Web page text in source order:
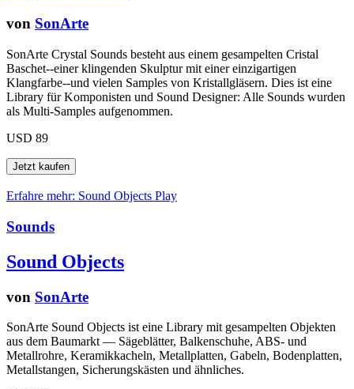
von SonArte
SonArte Crystal Sounds besteht aus einem gesampelten Cristal
Baschet--einer klingenden Skulptur mit einer einzigartigen
Klangfarbe--und vielen Samples von Kristallgläsern. Dies ist eine
Library für Komponisten und Sound Designer: Alle Sounds wurden
als Multi-Samples aufgenommen.
USD 89
Erfahre mehr: Sound Objects Play
Sounds
Sound Objects
von SonArte
SonArte Sound Objects ist eine Library mit gesampelten Objekten
aus dem Baumarkt — Sägeblätter, Balkenschuhe, ABS- und
Metallrohre, Keramikkacheln, Metallplatten, Gabeln, Bodenplatten,
Metallstangen, Sicherungskästen und ähnliches.